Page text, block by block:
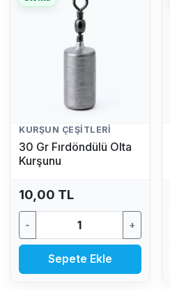
KURŞUN ÇEŞITLERI
30 Gr Fırdöndülü Olta
Kurşunu
10,00 TL
- +
Sepete Ekle